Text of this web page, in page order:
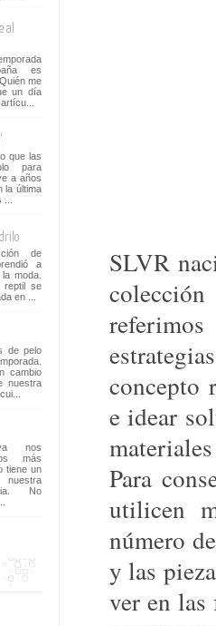
SLVR
concepto
e idear
Para
utilicen
número
y las
ver en las
al
es
me
un día
que las
para
a años
la última
...
de
a
moda.
reptil se
en ...
de pelo
cambio
nuestra
nos
más
tiene un
No